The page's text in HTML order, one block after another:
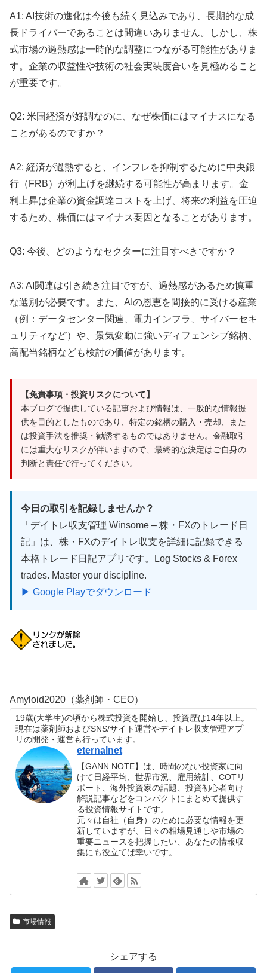
A1: AI技術の進化は今後も続く見込みであり、長期的な成
長ドライバーであることは間違いありません。しかし、株
式市場の過熱感は一時的な調整につながる可能性がありま
す。企業の収益性や技術の社会実装度合いを見極めること
が重要です。
Q2: 米国経済が好調なのに、なぜ株価にはマイナスになる
ことがあるのですか？
A2: 経済が過熱すると、インフレを抑制するために中央銀
行（FRB）が利上げを継続する可能性が高まります。金
利上昇は企業の資金調達コストを上げ、将来の利益を圧迫
するため、株価にはマイナス要因となることがあります。
Q3: 今後、どのようなセクターに注目すべきですか？
A3: AI関連は引き続き注目ですが、過熱感があるため慎重
な選別が必要です。また、AIの恩恵を間接的に受ける産業
（例：データセンター関連、電力インフラ、サイバーセキ
ュリティなど）や、景気変動に強いディフェンシブ銘柄、
高配当銘柄なども検討の価値があります。
【免責事項・投資リスクについて】
本ブログで提供している記事および情報は、一般的な情報提
供を目的としたものであり、特定の銘柄の購入・売却、また
は投資手法を推奨・勧誘するものではありません。金融取引
には重大なリスクが伴いますので、最終的な決定はご自身の
判断と責任で行ってください。
今日の取引を記録しませんか？
「デイトレ収支管理 Winsome – 株・FXのトレード日
記」は、株・FXのデイトレ収支を詳細に記録できる
本格トレード日記アプリです。Log Stocks & Forex
trades. Master your discipline.
▶ Google Playでダウンロード
Amyloid2020（薬剤師・CEO）
19歳(大学生)の頃から株式投資を開始し、投資歴は14年以上。
現在は薬剤師およびSNS/サイト運営やデイトレ収支管理アプ
リの開発・運営も行っています。
eternalnet
【GANN NOTE】は、時間のない投資家に向
けて日経平均、世界市況、雇用統計、COTリ
ポート、海外投資家の話題、投資初心者向け
解説記事などをコンパクトにまとめて提供す
る投資情報サイトです。
元々は自社（自身）のために必要な情報を更
新していますが、日々の相場見通しや市場の
重要ニュースを把握したい、あなたの情報収
集にも役立てば幸いです。
市場情報
シェアする